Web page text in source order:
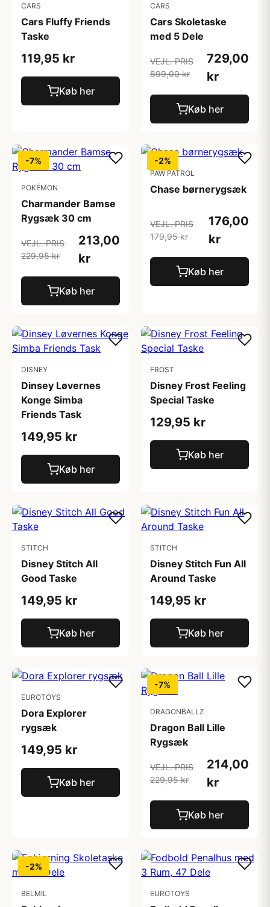
CARS
Cars Fluffy Friends
Taske
119,95 kr
Køb her
CARS
Cars Skoletaske
med 5 Dele
VEJL. PRIS
899,00 kr
729,00
kr
Køb her
-7%
POKÉMON
Charmander Bamse
Rygsæk 30 cm
VEJL. PRIS
229,95 kr
213,00
kr
Køb her
-2%
PAW PATROL
Chase børnerygsæk
VEJL. PRIS
179,95 kr
176,00
kr
Køb her
DISNEY
Dinsey Løvernes
Konge Simba
Friends Task
149,95 kr
Køb her
FROST
Disney Frost Feeling
Special Taske
129,95 kr
Køb her
STITCH
Disney Stitch All
Good Taske
149,95 kr
Køb her
STITCH
Disney Stitch Fun All
Around Taske
149,95 kr
Køb her
EUROTOYS
Dora Explorer
rygsæk
149,95 kr
Køb her
-7%
DRAGONBALLZ
Dragon Ball Lille
Rygsæk
VEJL. PRIS
229,95 kr
214,00
kr
Køb her
-2%
BELMIL EUROTOYS